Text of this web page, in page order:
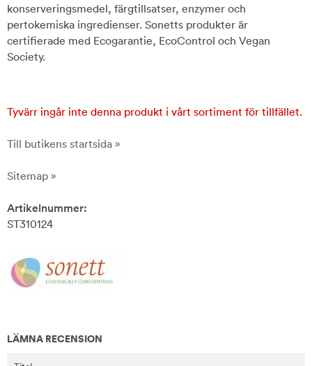
konserveringsmedel, färgtillsatser, enzymer och
pertokemiska ingredienser. Sonetts produkter är
certifierade med Ecogarantie, EcoControl och Vegan
Society.
Tyvärr ingår inte denna produkt i vårt sortiment för tillfället.
Till butikens startsida »
Sitemap »
Artikelnummer:
ST310124
LÄMNA RECENSION